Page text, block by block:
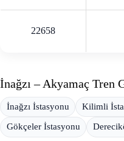
22658
İnağzı – Akyamaç Tren
İnağzı İstasyonu Kilimli
Gökçeler İstasyonu